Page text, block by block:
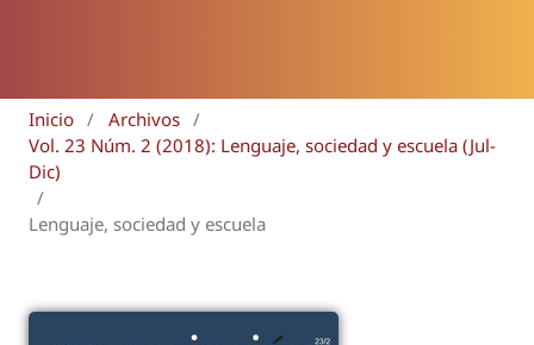
Inicio / Archivos /
Vol. 23 Núm. 2 (2018): Lenguaje, sociedad y escuela (Jul-
Dic)
/
Lenguaje, sociedad y escuela